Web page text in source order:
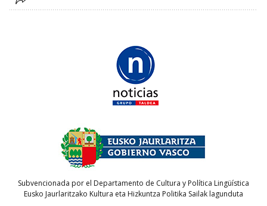
Subvencionada por el Departamento de Cultura y Política Lingüística
Eusko Jaurlaritzako Kultura eta Hizkuntza Politika Sailak lagunduta